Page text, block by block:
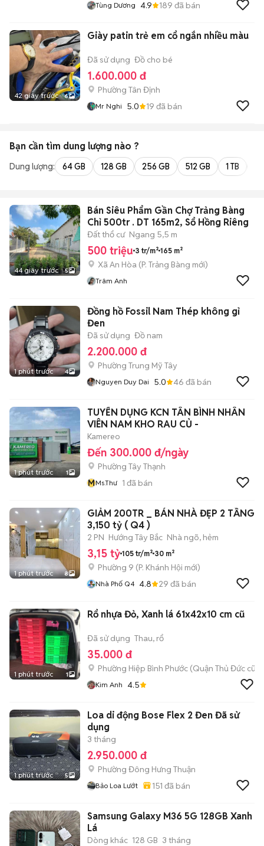
Tùng Dương 4.9 189 đã bán
42 giây trước 6
Giày patin trẻ em cổ ngắn nhiều màu
Đã sử dụng Đồ cho bé
1.600.000 đ
Phường Tân Định
Mr Nghi 5.0 19 đã bán
Bạn cần tìm dung lượng nào ?
Dung lượng: 64 GB 128 GB 256 GB 512 GB 1 TB
44 giây trước 5
Bán Siêu Phẩm Gần Chợ Trảng Bàng
Chỉ 500tr . DT 165m2, Sổ Hồng Riêng
Đất thổ cư Ngang 5,5 m
500 triệu 3 tr/m² 165 m²
Xã An Hòa (P. Trảng Bàng mới)
Trâm Anh
1 phút trước 4
Đồng hồ Fossil Nam Thép không gỉ
Đen
Đã sử dụng Đồ nam
2.200.000 đ
Phường Trung Mỹ Tây
Nguyen Duy Dai 5.0 46 đã bán
1 phút trước 1
TUYỂN DỤNG KCN TÂN BÌNH NHÂN
VIÊN NAM KHO RAU CỦ -
Kamereo
Đến 300.000 đ/ngày
Phường Tây Thạnh
MMs.Thư 1 đã bán
1 phút trước 8
GIẢM 200TR _ BÁN NHÀ ĐẸP 2 TẦNG
3,150 tỷ ( Q4 )
2 PN Hướng Tây Bắc Nhà ngõ, hẻm
3,15 tỷ 105 tr/m² 30 m²
Phường 9 (P. Khánh Hội mới)
Nhà Phố Q4 4.8 29 đã bán
1 phút trước 1
Rổ nhựa Đỏ, Xanh lá 61x42x10 cm cũ
Đã sử dụng Thau, rổ
35.000 đ
Phường Hiệp Bình Phước (Quận Thủ Đức cũ)
Kim Anh 4.5
1 phút trước 5
Loa di động Bose Flex 2 Đen Đã sử
dụng
3 tháng
2.950.000 đ
Phường Đông Hưng Thuận
Bảo Loa Lướt 151 đã bán
Samsung Galaxy M36 5G 128GB Xanh
Lá
Dòng khác 128 GB 3 tháng